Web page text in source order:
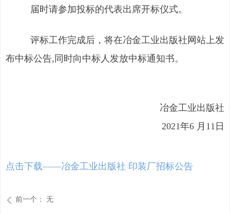
届时请参加投标的代表出席开标仪式。
评标工作完成后，将在冶金工业出版社网站上发
布中标公告,同时向中标人发放中标通知书。
冶金工业出版社
2021年6 月11日
点击下载——冶金工业出版社 印装厂招标公告
ꄴ 前一个： 无